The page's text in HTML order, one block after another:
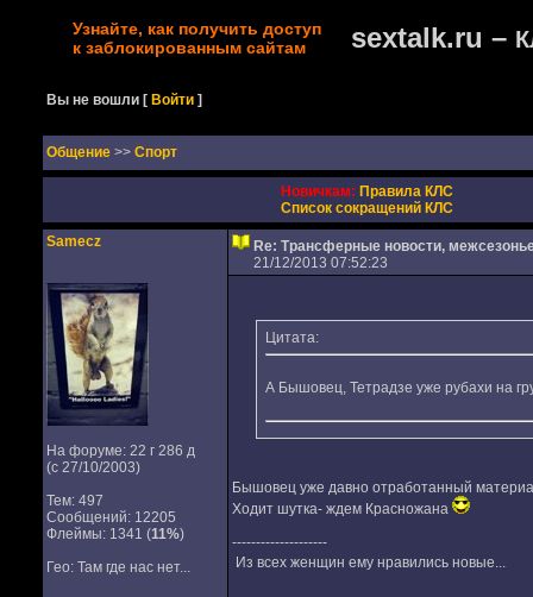
Узнайте, как получить доступ
к заблокированным сайтам
sextalk.ru –
Вы не вошли [Войти ]
Oбщение >> Спорт
Новичкам: Правила КЛС
Список сокращений КЛС
Samecz
На форуме: 22 г 286 д
(с 27/10/2003)
Тем: 497
Сообщений: 12205
Флеймы: 1341 (11%)
Гео: Там где нас нет...
Re: Трансферные новости,
21/12/2013 07:52:23
Цитата:
А Бышовец, Тетрадзе уже рубахи на
Бышовец уже давно отработанный
Ходит шутка- ждем Красножана
--------------------
Из всех женщин ему нравились новые...